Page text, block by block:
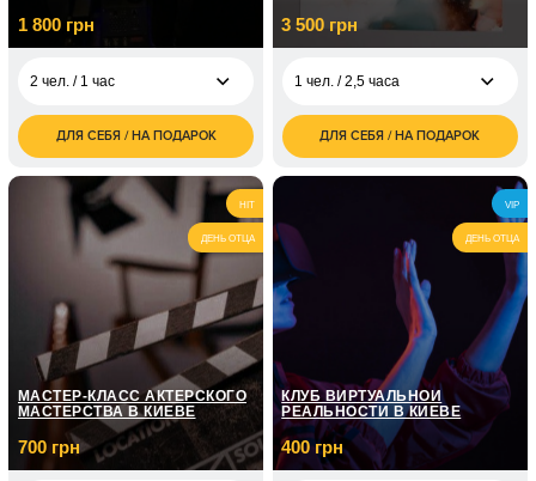
1 800 грн
2 чел. / 1 час
1 800
грн
ДЛЯ СЕБЯ / НА ПОДАРОК
3 500 грн
1 чел. / 2,5 часа
3 500
грн
7 000
грн
ДЛЯ СЕБЯ / НА ПОДАРОК
HIT
ДЕНЬ ОТЦА
МАСТЕР-КЛАСС АКТЕРСКОГО
МАСТЕРСТВА В КИЕВЕ
700 грн
VIP
ДЕНЬ ОТЦА
КЛУБ ВИРТУАЛЬНОЙ
РЕАЛЬНОСТИ В КИЕВЕ
400 грн